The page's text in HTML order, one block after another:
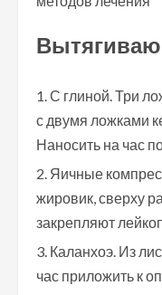
С глиной. Три
с двумя ложками
Наносить на час
Яичные
жировик, сверху
закрепляют
Каланхоэ. Из
час приложить к